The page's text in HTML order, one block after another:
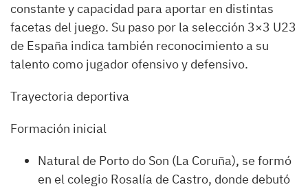
constante y capacidad para aportar en distintas
facetas del juego. Su paso por la selección 3×3 U23
de España indica también reconocimiento a su
talento como jugador ofensivo y defensivo.
Trayectoria deportiva
Formación inicial
Natural de Porto do Son (La Coruña), se formó
en el colegio Rosalía de Castro, donde debutó